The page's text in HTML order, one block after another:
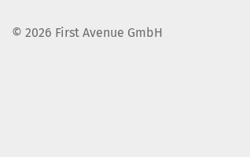
© 2026 First Avenue GmbH